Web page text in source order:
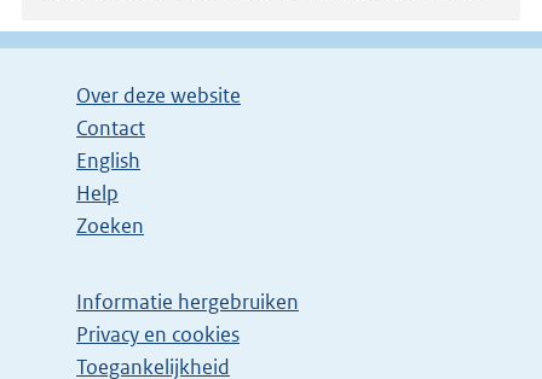
Over deze website
Contact
English
Help
Zoeken
Informatie hergebruiken
Privacy en cookies
Toegankelijkheid